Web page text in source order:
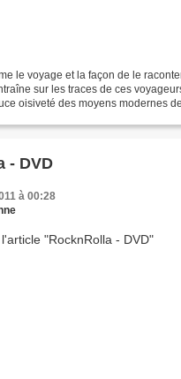
le voyage et la façon de le
sur les traces de ces
oisiveté des moyens modernes
- DVD
à 00:28